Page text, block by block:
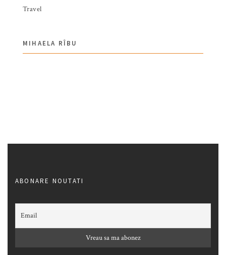
Travel
MIHAELA RÎBU
ABONARE NOUTATI